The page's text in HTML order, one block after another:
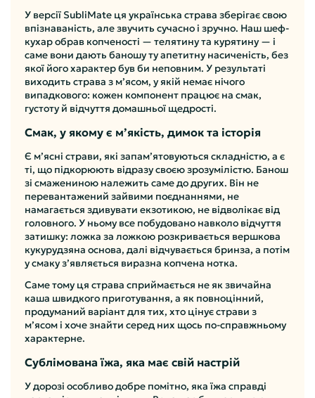
У версії SubliMate ця українська страва зберігає свою
впізнаваність, але звучить сучасно і зручно. Наш шеф-
кухар обрав копченості — телятину та курятину — і
саме вони дають баношу ту апетитну насиченість, без
якої його характер був би неповним. У результаті
виходить страва з м’ясом, у якій немає нічого
випадкового: кожен компонент працює на смак,
густоту й відчуття домашньої щедрості.
Смак, у якому є м’якість, димок та історія
Є м’ясні страви, які запам’ятовуються складністю, а є
ті, що підкорюють відразу своєю зрозумілістю. Банош
зі смажениною належить саме до других. Він не
перевантажений зайвими поєднаннями, не
намагається здивувати екзотикою, не відволікає від
головного. У ньому все побудовано навколо відчуття
затишку: ложка за ложкою розкривається вершкова
кукурудзяна основа, далі відчувається бринза, а потім
у смаку з’являється виразна копчена нотка.
Саме тому ця страва сприймається не як звичайна
каша швидкого приготування, а як повноцінний,
продуманий варіант для тих, хто цінує страви з
м’ясом і хоче знайти серед них щось по-справжньому
характерне.
Сублімована їжа, яка має свій настрій
У дорозі особливо добре помітно, яка їжа справді